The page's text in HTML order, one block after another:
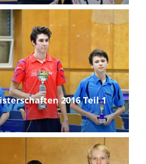
2016 Teil 1